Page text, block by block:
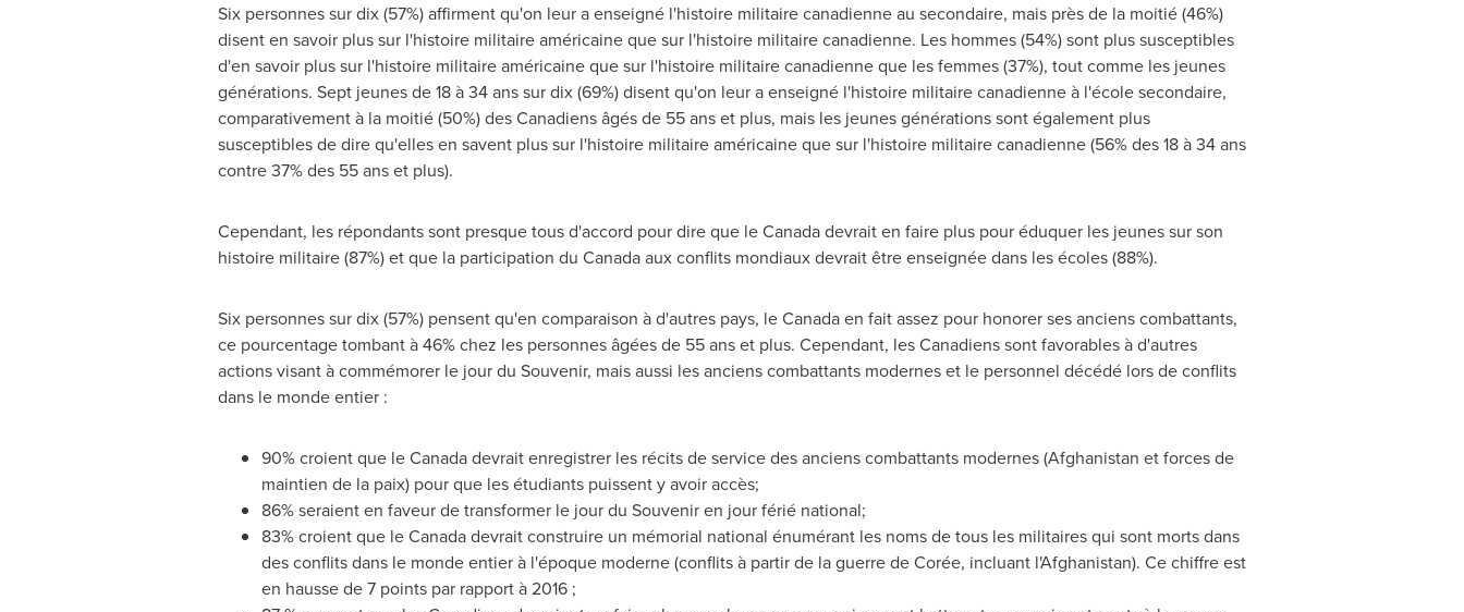
Six personnes sur dix (57%) affirment qu'on leur a enseigné l'histoire militaire canadienne au secondaire, mais près de la moitié (46%)
disent en savoir plus sur l'histoire militaire américaine que sur l'histoire militaire canadienne. Les hommes (54%) sont plus susceptibles
d'en savoir plus sur l'histoire militaire américaine que sur l'histoire militaire canadienne que les femmes (37%), tout comme les jeunes
générations. Sept jeunes de 18 à 34 ans sur dix (69%) disent qu'on leur a enseigné l'histoire militaire canadienne à l'école secondaire,
comparativement à la moitié (50%) des Canadiens âgés de 55 ans et plus, mais les jeunes générations sont également plus
susceptibles de dire qu'elles en savent plus sur l'histoire militaire américaine que sur l'histoire militaire canadienne (56% des 18 à 34 ans
contre 37% des 55 ans et plus).
Cependant, les répondants sont presque tous d'accord pour dire que leCanadadevrait en faire plus pour éduquer les jeunes sur son
histoire militaire (87%) et que la participation du Canadaaux conflits mondiaux devrait être enseignée dans les écoles (88%).
Six personnes sur dix (57%) pensent qu'en comparaison à d'autres pays, leCanadaen fait assez pour honorer ses anciens combattants,
ce pourcentage tombant à 46% chez les personnes âgées de 55 ans et plus. Cependant, les Canadiens sont favorables à d'autres
actions visant à commémorer le jour du Souvenir, mais aussi les anciens combattants modernes et le personnel décédé lors de conflits
dans le monde entier :
90% croient que leCanadadevrait enregistrer les récits de service des anciens combattants modernes (Afghanistan et forces de
maintien de la paix) pour que les étudiants puissent y avoir accès;
86% seraient en faveur de transformer le jour du Souvenir en jour férié national;
83% croient que leCanadadevrait construire un mémorial national énumérant les noms de tous les militaires qui sont morts dans
des conflits dans le monde entier à l'époque moderne (conflits à partir de la guerre de Corée, incluant l'Afghanistan). Ce chiffre est
en hausse de 7 points par rapport à 2016 ;